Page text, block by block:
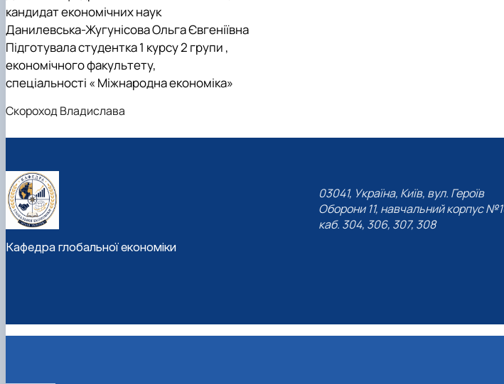
кандидат економічних наук
Данилевська-Жугунісова Ольга Євгеніївна
Підготувала студентка 1 курсу 2 групи ,
економічного факультету,
спеціальності « Міжнародна економіка»
Скороход Владислава
Кафедра глобальної економіки
03041, Україна, Київ, вул. Героїв
Оборони 11, навчальний корпус
каб. 304, 306, 307, 308